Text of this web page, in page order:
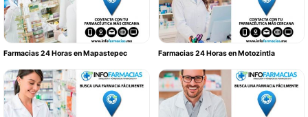
Farmacias 24 Horas en Mapastepec Farmacias 24 Horas en Motozintla